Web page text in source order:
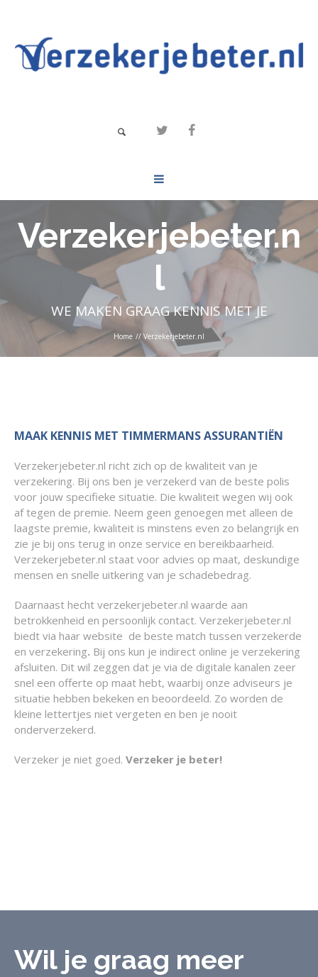
Verzekerjebeter.n
l
WE MAKEN GRAAG KENNIS MET JE
Home //Verzekerjebeter.nl
MAAK KENNIS MET TIMMERMANS ASSURANTIËN
Verzekerjebeter.nl richt zich op de kwaliteit van je
verzekering. Bij ons ben je verzekerd van de beste polis
voor jouw specifieke situatie. Die kwaliteit wegen wij ook
af tegen de premie. Neem geen genoegen met alleen de
laagste premie, kwaliteit is minstens even zo belangrijk en
zie je bij ons terug in onze service en bereikbaarheid.
Verzekerjebeter.nl staat voor advies op maat, deskundige
mensen en snelle uitkering van je schadebedrag.
Daarnaast hecht verzekerjebeter.nl waarde aan
betrokkenheid en persoonlijk contact. Verzekerjebeter.nl
biedt via haar website de beste match tussen verzekerde
en verzekering. Bij ons kun je indirect online je verzekering
afsluiten. Dit wil zeggen dat je via de digitale kanalen zeer
snel een offerte op maat hebt, waarbij onze adviseurs je
situatie hebben bekeken en beoordeeld. Zo worden de
kleine lettertjes niet vergeten en ben je nooit
onderverzekerd.
Verzeker je niet goed. Verzeker je beter!
Wil je graag meer